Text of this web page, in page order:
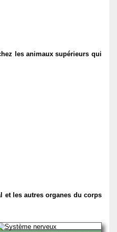
les animaux supérieurs qui
et les autres organes du corps